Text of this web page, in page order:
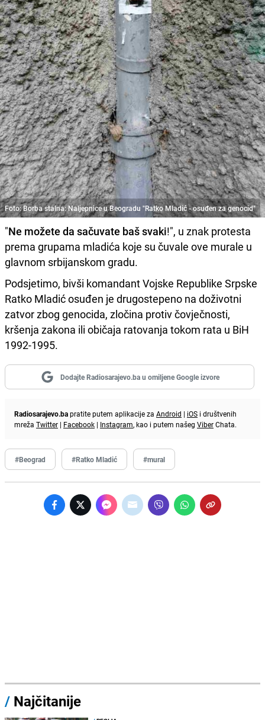
Foto: Borba stalna: Naljepnice u Beogradu "Ratko Mladić - osuđen za genocid"
"Ne možete da sačuvate baš svaki!", u znak protesta
prema grupama mladića koje su čuvale ove murale u
glavnom srbijanskom gradu.
Podsjetimo, bivši komandant Vojske Republike Srpske
Ratko Mladić osuđen je drugostepeno na doživotni
zatvor zbog genocida, zločina protiv čovječnosti,
kršenja zakona ili običaja ratovanja tokom rata u BiH
1992-1995.
Dodajte Radiosarajevo.ba u omiljene Google izvore
Radiosarajevo.bapratite putem aplikacije za Android | iOS i društvenih
mreža Twitter | Facebook | Instagram, kao i putem našeg ViberChata.
#Beograd #Ratko Mladić #mural
/ Najčitanije